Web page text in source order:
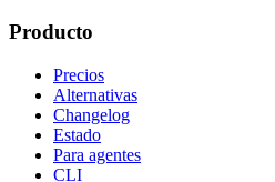
Producto
Precios
Alternativas
Changelog
Estado
Para agentes
CLI